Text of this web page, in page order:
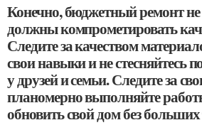
Конечно, бюджетный ремонт не
должны компрометировать
Следите за качеством
свои навыки и не стесняйтесь
у друзей и семьи. Следите за
планомерно выполняйте
обновить свой дом без больших